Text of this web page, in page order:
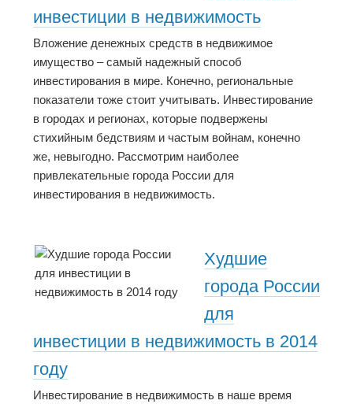
инвестиции в недвижимость
Вложение денежных средств в недвижимое
имущество – самый надежный способ
инвестирования в мире. Конечно, региональные
показатели тоже стоит учитывать. Инвестирование
в городах и регионах, которые подвержены
стихийным бедствиям и частым войнам, конечно
же, невыгодно. Рассмотрим наиболее
привлекательные города России для
инвестирования в недвижимость.
Худшие
города России
для
инвестиции в недвижимость в 2014
году
Инвестирование в недвижимость в наше время